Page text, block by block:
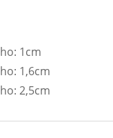
1cm
1,6cm
2,5cm